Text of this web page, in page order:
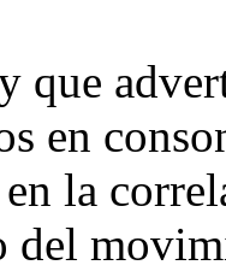
que
en
la
del